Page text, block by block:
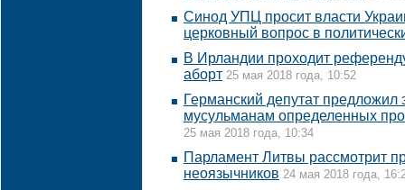
Синод УПЦ просит власти
церковный вопрос в
В Ирландии проходит
аборт 25 мая 2018 года, 10:52
Германский депутат предложил
мусульманам определенных
25 мая 2018 года, 10:34
Парламент Литвы рассмотрит
неоязычников 24 мая 2018 года,